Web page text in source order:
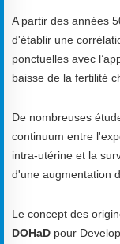
A partir des années
d'établir une
ponctuelles avec
baisse de la fertilité
De nombreuses
continuum entre
intra-utérine et la
d'une augmentation
Le concept des
DOHaD pour